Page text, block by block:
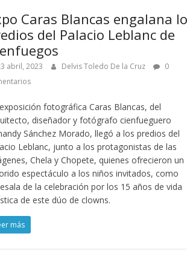
Caras Blancas engalana
del Palacio Leblanc de
abril, 2023 Delvis Toledo De la Cruz
0
fotográfica Caras Blancas, del
diseñador y fotógrafo cienfueguero
Sánchez Morado, llegó a los predios del
Leblanc, junto a los protagonistas de las
Chela y Chopete, quienes ofrecieron un
espectáculo a los niños invitados, como
de la celebración por los 15 años de vida
de este dúo de clowns.
más